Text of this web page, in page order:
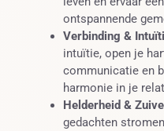
ontspannende
Verbinding &
intuïtie, open je
communicatie en
harmonie in je
Helderheid &
gedachten